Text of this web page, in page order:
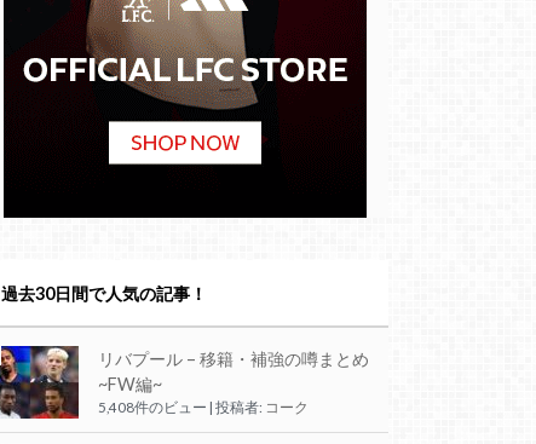
過去30日間で人気の記事！
リバプール – 移籍・補強の噂まとめ
~FW編~
5,408件のビュー | 投稿者: コーク